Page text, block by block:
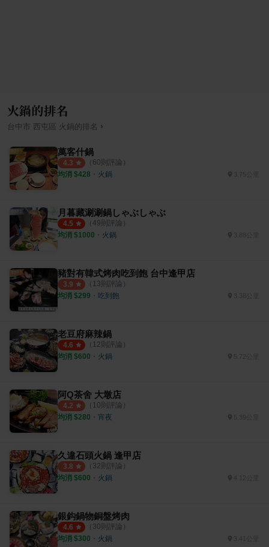
火鍋的排名
台中市 西屯區 火鍋 的排名 ›
萬客什鍋
4.3 （ 60則評論）
均消 $428 ・ 火鍋 3.75公里
月暮藏涮涮鍋しゃぶしゃぶ
4.5 （ 49則評論）
均消 $1000 ・ 火鍋 3.88公里
豬對有韓式烤肉吃到飽 台中逢甲店
3.9 （ 13則評論）
均消 $299 ・ 吃到飽 3.38公里
老豆府麻辣鍋
4.6 （ 12則評論）
均消 $600 ・ 火鍋 5.72公里
阿Q茶舍 大墩店
4.2 （ 10則評論）
均消 $280 ・ 宵夜 5.39公里
久違石頭火鍋 逢甲店
3.8 （ 32則評論）
均消 $600 ・ 火鍋 4.12公里
銀鈎鍋物銅盤烤肉
4.6 （ 30則評論）
均消 $300 ・ 火鍋 3.41公里